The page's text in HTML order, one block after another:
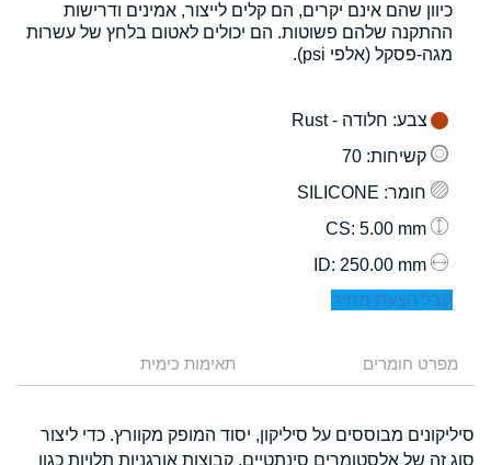
כיוון שהם אינם יקרים, הם קלים לייצור, אמינים ודרישות
ההתקנה שלהם פשוטות. הם יכולים לאטום בלחץ של עשרות
מגה-פסקל (אלפי psi).
צבע: חלודה - Rust
קשיחות: 70
חומר: SILICONE
: 5.00 mm
: 250.00 mm
קבל הצעת מחיר
מפרט חומרים תאימות כימית
סיליקונים מבוססים על סיליקון, יסוד המופק מקוורץ. כדי ליצור
סוג זה של אלסטומרים סינתטיים, קבוצות אורגניות תלויות כגון